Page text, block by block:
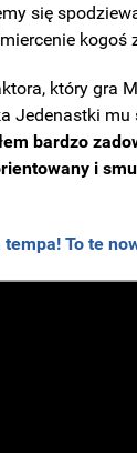
się
kogoś
który gra
Jedenastki
bardzo
i
To te